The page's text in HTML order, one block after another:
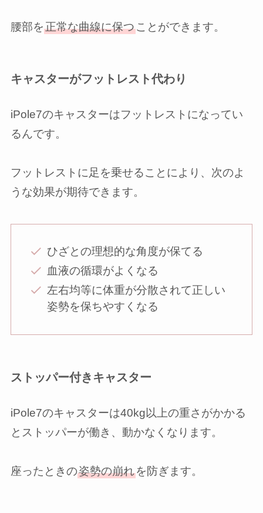
腰部を正常な曲線に保つことができます。
キャスターがフットレスト代わり
iPole7のキャスターはフットレストになってい
るんです。
フットレストに足を乗せることにより、次のよ
うな効果が期待できます。
ひざとの理想的な角度が保てる
血液の循環がよくなる
左右均等に体重が分散されて正しい
姿勢を保ちやすくなる
ストッパー付きキャスター
iPole7のキャスターは40kg以上の重さがかかる
とストッパーが働き、動かなくなります。
座ったときの姿勢の崩れを防ぎます。